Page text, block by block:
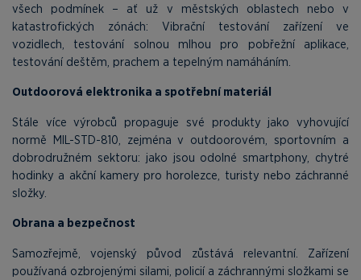
všech podmínek – ať už v městských oblastech nebo v
katastrofických zónách: Vibrační testování zařízení ve
vozidlech, testování solnou mlhou pro pobřežní aplikace,
testování deštěm, prachem a tepelným namáháním.
Outdoorová elektronika a spotřební materiál
Stále více výrobců propaguje své produkty jako vyhovující
normě MIL-STD-810, zejména v outdoorovém, sportovním a
dobrodružném sektoru: jako jsou odolné smartphony, chytré
hodinky a akční kamery pro horolezce, turisty nebo záchranné
složky.
Obrana a bezpečnost
Samozřejmě, vojenský původ zůstává relevantní. Zařízení
používaná ozbrojenými silami, policií a záchrannými složkami se